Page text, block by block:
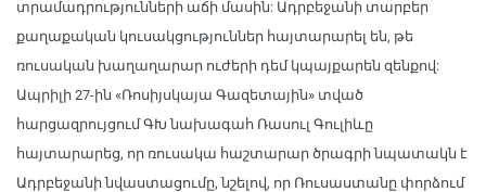
տրամադրությունների աճի մասին: Ադրբեջանի տարբեր
քաղաքական կուսակցություններ հայտարարել են, թե
ռուսական խաղաղարար ուժերի դեմ կպայքարեն զենքով:
Ապրիլի 27-ին «Ռոսիյսկայա Գազետային» տված
հարցազրույցում ԳԽ նախագահ Ռասուլ Գուլիևը
հայտարարեց, որ ռուսակա հաշտարար ծրագրի նպատակն է
Ադրբեջանի նվաստացումը, նշելով, որ Ռուսաստանը փորձում